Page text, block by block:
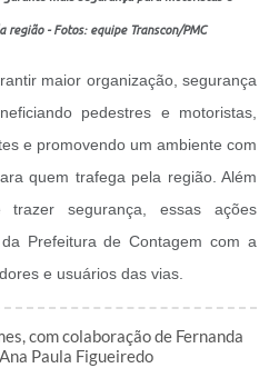
região - Fotos: equipe Transcon/PMC
maior organização, segurança
pedestres e motoristas,
e promovendo um ambiente com
quem trafega pela região. Além
segurança, essas ações
Prefeitura de Contagem com a
e usuários das vias.
com colaboração de Fernanda
Paula Figueiredo